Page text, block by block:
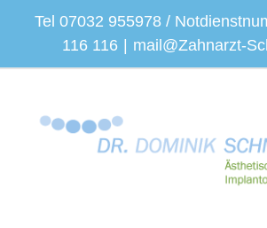
springen
Tel 07032 955978 /
116 116 | mail@Zahnarzt-